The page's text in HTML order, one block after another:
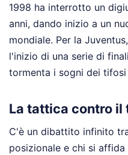
1998 ha interrotto un
anni, dando inizio a un
mondiale. Per la
l'inizio di una serie di
tormenta i sogni dei tifosi
La tattica contro
C'è un dibattito infinito
posizionale e chi si